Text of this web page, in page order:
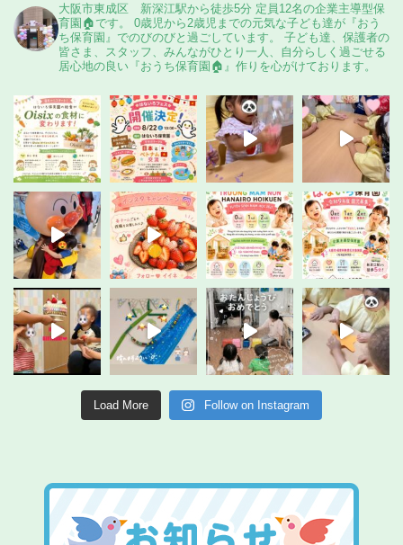
大阪市東成区 新深江駅から徒歩5分 定員12名の企業主導型保
育園🏠️です。
0歳児から2歳児までの元気な子ども達が『おう
ち保育園』でのびのびと過ごしています。
子ども達、保護者の
皆さま、スタッフ、みんながひとり一人、自分らしく過ごせる
居心地の良い『おうち保育園🏠️』作りを心がけております。
Load More Follow on Instagram